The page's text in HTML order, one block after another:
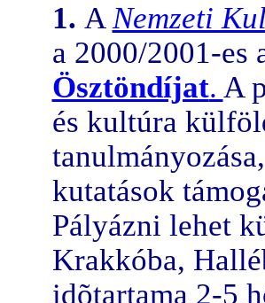
1. A Nemzeti
a 2000/2001-es
Ösztöndíjat. A
és kultúra
kutatások
Pályázni lehet
Krakkóba,
idõtartama 2-5